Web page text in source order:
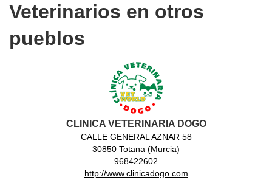
Veterinarios en otros
pueblos
CLINICA VETERINARIA DOGO
CALLE GENERAL AZNAR 58
30850 Totana (Murcia)
968422602
http://www.clinicadogo.com